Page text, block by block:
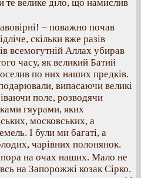
те велике діло, що намислив
– поважно почав
скільки вже разів
всемогутній Аллах убирав
часу, як великий Батий
по них наших предків.
випасаючи великі
поле, розводячи
гяурами, яких
московських, а
І були ми багаті, а
чарівних полонянок.
на очах наших. Мало не
на Запорожжі козак Сірко.